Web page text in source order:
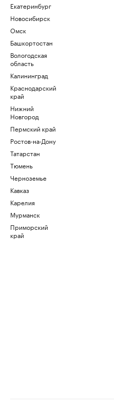
Екатеринбург
Новосибирск
Омск
Башкортостан
Вологодская
область
Калининград
Краснодарский
край
Нижний
Новгород
Пермский край
Ростов-на-Дону
Татарстан
Тюмень
Черноземье
Кавказ
Карелия
Мурманск
Приморский
край